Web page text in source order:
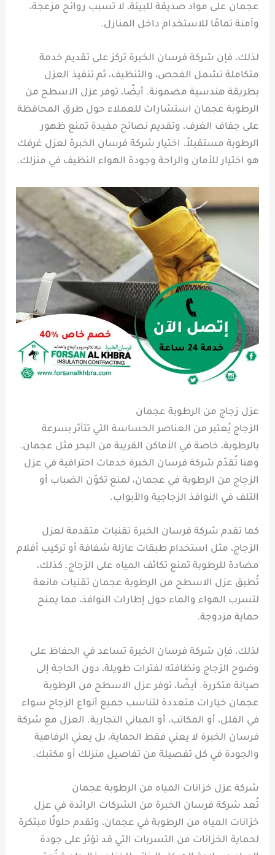
عجمان على مواد صديقة للبيئة، لا تسبب روائح مزعجة،
وآمنة تمامًا للاستخدام داخل المنازل.
لذلك، فإن شركة فرسان الخبرة تركز على تقديم خدمة
متكاملة تشمل الفحص، والتنظيف، ثم تنفيذ العزل
بطريقة هندسية مضمونة. أيضًا، توفر عزل الاسطح من
الرطوبة عجمان استشارات للعملاء حول طرق المحافظة
على جفاف الغرف، وتقديم نصائح مفيدة تمنع ظهور
الرطوبة مستقبلاً. اختيار شركة فرسان الخبرة لعزل غرفك
هو اختيار للأمان والراحة وجودة الهواء النظيف في منزلك.
عزل زجاج من الرطوبة عجمان
الزجاج يُعتبر من العناصر الحساسة التي تتأثر بسرعة
بالرطوبة، خاصة في الأماكن القريبة من البحر مثل عجمان.
وهنا تُقدّم شركة فرسان الخبرة خدمات احترافية في عزل
الزجاج من الرطوبة في عجمان، لمنع تكوّن الضباب أو
التلف في النوافذ الزجاجية والأبواب.
كما تقدم شركة فرسان الخبرة تقنيات متقدمة لعزل
الزجاج، مثل استخدام طبقات عازلة شفافة أو تركيب أفلام
مضادة للرطوبة تمنع تكاثف المياه على الزجاج. كذلك،
تُطبق عزل الاسطح من الرطوبة عجمان تقنيات مانعة
لتسرب الهواء والماء حول إطارات النوافذ، مما يمنح
حماية مزدوجة.
لذلك، فإن شركة فرسان الخبرة تساعد في الحفاظ على
وضوح الزجاج ونظافته لفترات طويلة، دون الحاجة إلى
صيانة متكررة. أيضًا، توفر عزل الاسطح من الرطوبة
عجمان خيارات متعددة لتناسب جميع أنواع الزجاج سواء
في الفلل، أو المكاتب، أو المباني التجارية. العزل مع شركة
فرسان الخبرة لا يعني فقط الحماية، بل يعني الرفاهية
والجودة في كل تفصيلة من تفاصيل منزلك أو مكتبك.
شركة عزل خزانات المياه من الرطوبة عجمان
تُعد شركة فرسان الخبرة من الشركات الرائدة في عزل
خزانات المياه من الرطوبة في عجمان، وتقدم حلولًا مبتكرة
لحماية الخزانات من التسربات التي قد تؤثر على جودة